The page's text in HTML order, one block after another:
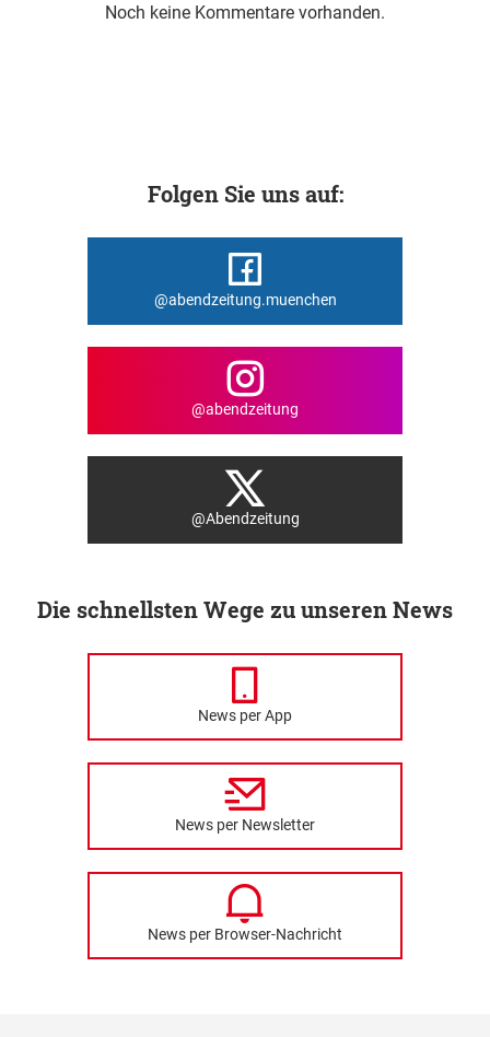
Noch keine Kommentare vorhanden.
Folgen Sie uns auf:
@abendzeitung.muenchen
@abendzeitung
@Abendzeitung
Die schnellsten Wege zu unseren News
News per App
News per Newsletter
News per Browser-Nachricht